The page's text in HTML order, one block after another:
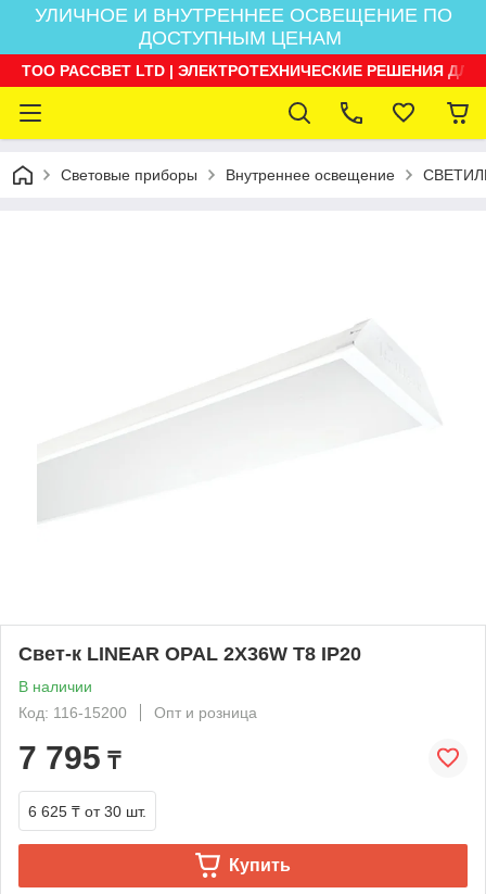
УЛИЧНОЕ И ВНУТРЕННЕЕ ОСВЕЩЕНИЕ ПО
ДОСТУПНЫМ ЦЕНАМ
ТОО РАССВЕТ LTD | ЭЛЕКТРОТЕХНИЧЕСКИЕ РЕШЕНИЯ
Световые приборы Внутреннее освещение
Свет-к LINEAR OPAL 2X36W T8 IP20
В наличии
Код: 116-15200
Опт и розница
7 795 ₸
6 625 ₸ от 30 шт.
Купить